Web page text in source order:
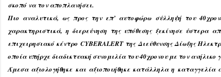
σκοπό να τον αποπλανήσει.
Πιο αναλυτικά, ως προς την επ’ αυτοφώρω σύλληψή του
χαρακτηριστικά, η διερεύνηση της υπόθεσης ξεκίνησε ύστερα
επιχειρησιακό κέντρο CYBERALERT της Διεύθυνσης Δίωξης
οποία υπήρχε διαδικτυακή συνομιλία του 40χρονου με τον ανήλικο
Άμεσα αξιολογήθηκε και αξιοποιήθηκε κατάλληλα η καταγγελία